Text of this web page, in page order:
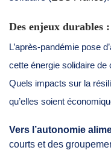
Des enjeux durables
L’après-pandémie pose
cette énergie solidaire
Quels impacts sur la
qu’elles soient
Vers l’autonomie
courts et des